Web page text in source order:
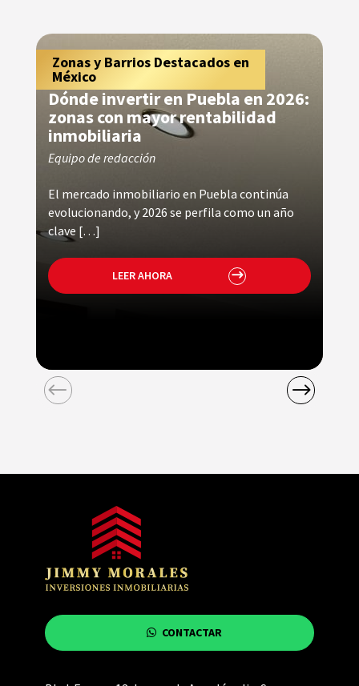
Consejos para Propietarios y
Arrendatarios
,Zonas y Barrios Destacados en
México
Dónde invertir en Puebla en 2026:
zonas con mayor rentabilidad
inmobiliaria
Equipo de redacción
El mercado inmobiliario en Puebla continúa
evolucionando, y 2026 se perfila como un año
clave […]
LEER AHORA
CONTACTAR